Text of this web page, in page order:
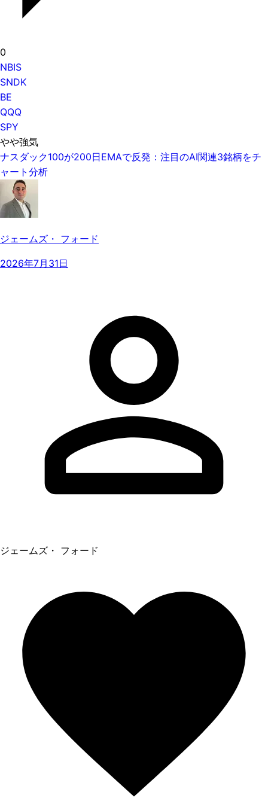
0
NBIS
SNDK
BE
QQQ
SPY
やや強気
ナスダック100が200日EMAで反発：注目のAI関連3銘柄をチ
ャート分析
ジェームズ・ フォード
2026年7月31日
ジェームズ・ フォード